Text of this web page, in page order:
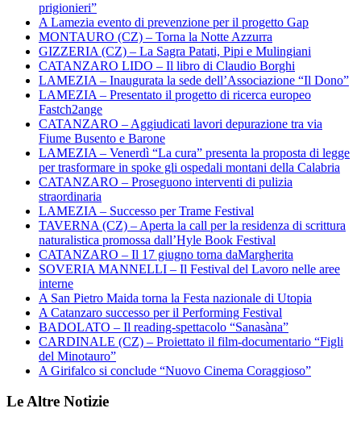
prigionieri”
A Lamezia evento di prevenzione per il progetto Gap
MONTAURO (CZ) – Torna la Notte Azzurra
GIZZERIA (CZ) – La Sagra Patati, Pipi e Mulingiani
CATANZARO LIDO – Il libro di Claudio Borghi
LAMEZIA – Inaugurata la sede dell’Associazione “Il Dono”
LAMEZIA – Presentato il progetto di ricerca europeo
Fastch2ange
CATANZARO – Aggiudicati lavori depurazione tra via
Fiume Busento e Barone
LAMEZIA – Venerdì “La cura” presenta la proposta di legge
per trasformare in spoke gli ospedali montani della Calabria
CATANZARO – Proseguono interventi di pulizia
straordinaria
LAMEZIA – Successo per Trame Festival
TAVERNA (CZ) – Aperta la call per la residenza di scrittura
naturalistica promossa dall’Hyle Book Festival
CATANZARO – Il 17 giugno torna daMargherita
SOVERIA MANNELLI – Il Festival del Lavoro nelle aree
interne
A San Pietro Maida torna la Festa nazionale di Utopia
A Catanzaro successo per il Performing Festival
BADOLATO – Il reading-spettacolo “Sanasàna”
CARDINALE (CZ) – Proiettato il film-documentario “Figli
del Minotauro”
A Girifalco si conclude “Nuovo Cinema Coraggioso”
Le Altre Notizie